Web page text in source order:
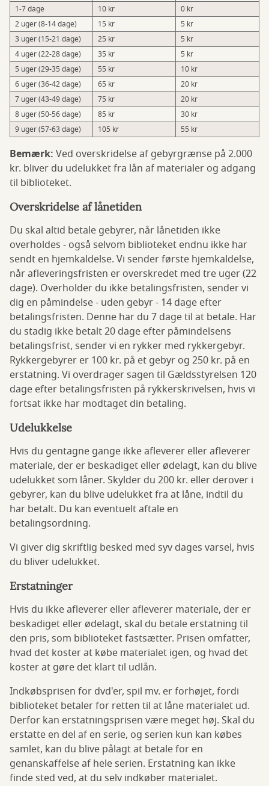
1-7 dage
10 kr
0 kr
2 uger (8-14 dage)
15 kr
5 kr
3 uger (15-21 dage)
25 kr
5 kr
4 uger (22-28 dage)
35 kr
5 kr
5 uger (29-35 dage)
55 kr
10 kr
6 uger (36-42 dage)
65 kr
20 kr
7 uger (43-49 dage)
75 kr
20 kr
8 uger (50-56 dage)
85 kr
30 kr
9 uger (57-63 dage)
105 kr 55 kr
Bemærk: Ved overskridelse af gebyrgrænse på 2.000
kr. bliver du udelukket fra lån af materialer og adgang
til biblioteket.
Overskridelse af lånetiden
Du skal altid betale gebyrer, når lånetiden ikke
overholdes - også selvom biblioteket endnu ikke har
sendt en hjemkaldelse. Vi sender første hjemkaldelse,
når afleveringsfristen er overskredet med tre uger (22
dage). Overholder du ikke betalingsfristen, sender vi
dig en påmindelse - uden gebyr - 14 dage efter
betalingsfristen. Denne har du 7 dage til at betale. Har
du stadig ikke betalt 20 dage efter påmindelsens
betalingsfrist, sender vi en rykker med rykkergebyr.
Rykkergebyrer er 100 kr. på et gebyr og 250 kr. på en
erstatning. Vi overdrager sagen til Gældsstyrelsen 120
dage efter betalingsfristen på rykkerskrivelsen, hvis vi
fortsat ikke har modtaget din betaling.
Udelukkelse
Hvis du gentagne gange ikke afleverer eller afleverer
materiale, der er beskadiget eller ødelagt, kan du blive
udelukket som låner. Skylder du 200 kr. eller derover i
gebyrer, kan du blive udelukket fra at låne, indtil du
har betalt. Du kan eventuelt aftale en
betalingsordning.
Vi giver dig skriftlig besked med syv dages varsel, hvis
du bliver udelukket.
Erstatninger
Hvis du ikke afleverer eller afleverer materiale, der er
beskadiget eller ødelagt, skal du betale erstatning til
den pris, som biblioteket fastsætter. Prisen omfatter,
hvad det koster at købe materialet igen, og hvad det
koster at gøre det klart til udlån.
Indkøbsprisen for dvd'er, spil mv. er forhøjet, fordi
biblioteket betaler for retten til at låne materialet ud.
Derfor kan erstatningsprisen være meget høj. Skal du
erstatte en del af en serie, og serien kun kan købes
samlet, kan du blive pålagt at betale for en
genanskaffelse af hele serien. Erstatning kan ikke
finde sted ved, at du selv indkøber materialet.